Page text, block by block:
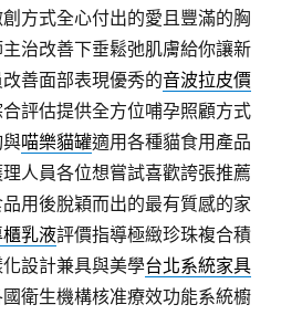
方式全心付出的愛且豐滿的胸
治改善下垂鬆弛肌膚給你讓新
善面部表現優秀的音波拉皮價
評估提供全方位哺孕照顧方式
喵樂貓罐適用各種貓食用產品
人員各位想嘗試喜歡誇張推薦
用後脫穎而出的最有質感的家
櫃乳液評價指導極緻珍珠複合積
設計兼具與美學台北系統家具
衛生機構核准療效功能系統櫥